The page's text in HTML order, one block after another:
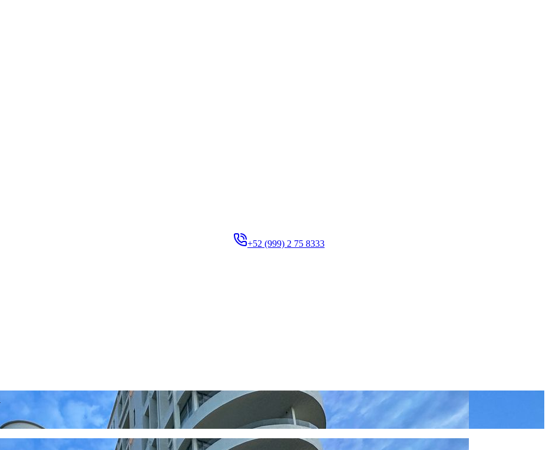
+52 (999) 2 75 8333